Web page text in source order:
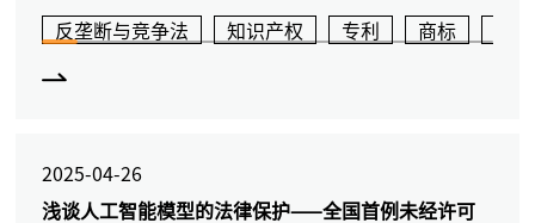
AI 开发者、消费者等多方合法权益，强调该行为已形
成黑灰产业链，需法律与技术双重发力规制，以护航
AI 产业健康发展。
反垄断与竞争法 知识产权 专利 商标
2025-04-26
浅谈人工智能模型的法律保护——全国首例未经许可